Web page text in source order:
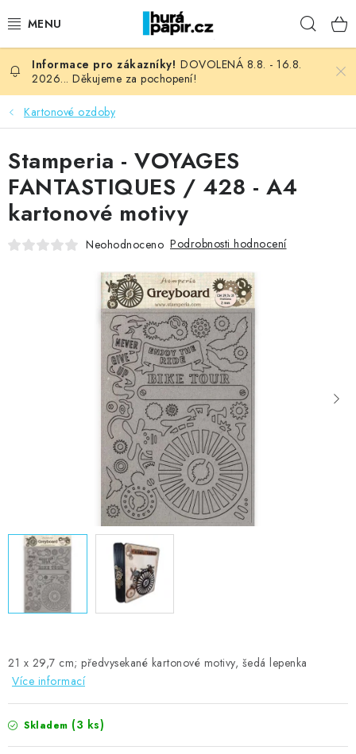
na
NOVINKY
HURÁ DÍLNA
VŠECHNO ZBOŽÍ
KNIHAŘSKÝ MATERIÁL
MOJE OBJEDNÁVKA
Kontakty Moje objednávka
Oblíbené ♥️
Hodnocení obchodu
Obchodní podmínky
Podmínky ochrany osobních údajů
Ověřování recenzí
DOVOLENÁ 8.8. - 16.8.
2026... Děkujeme za pochopení!
Kartonové ozdoby
21 x 29,7 cm; předvysekané kartonové motivy, šedá lepenka
Více informací
Skladem (3 ks)
Stamperia - VOYAGES
FANTASTIQUES / 428 - A4
kartonové motivy
Neohodnoceno Podrobnosti hodnocení